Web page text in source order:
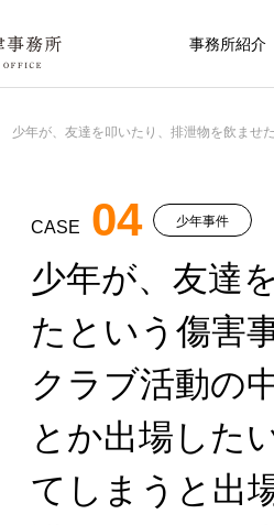
事務所紹介
少年が、友達を叩いたり、排泄物を飲ませたりしたという傷害事件でご相談に来
CASE 04 少年事件
少年が、友達
たという傷害
クラブ活動の
とか出場した
てしまうと出